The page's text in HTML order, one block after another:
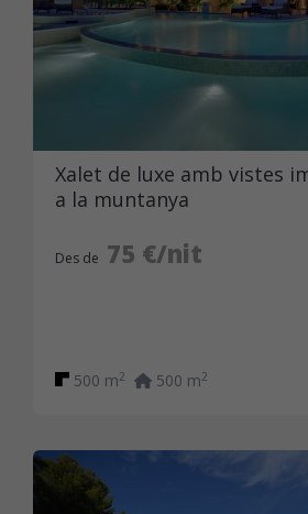
Xalet de luxe amb vistes
a la muntanya
Des de 75 €/nit
500 m2 500 m2